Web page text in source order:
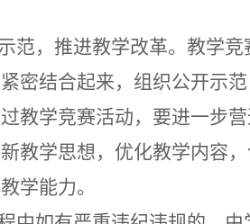
范，推进教学改革。教学
密结合起来， 组织公开示
教学竞赛活动，要进一步
教学思想，优化教学内容
学能力。